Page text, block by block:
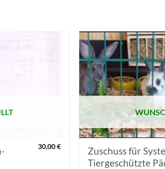
30,00€
Zuschuss für
Tiergeschützte